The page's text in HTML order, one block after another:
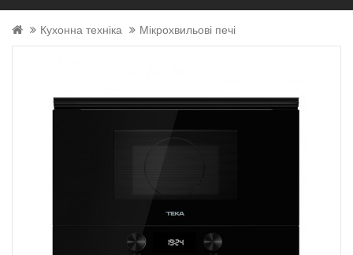
Кухонна техніка Мікрохвильові печі